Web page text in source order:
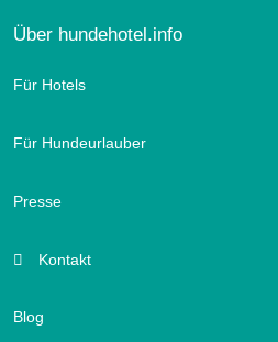
Über hundehotel.info
Für Hotels
Für Hundeurlauber
Presse
Kontakt
Blog